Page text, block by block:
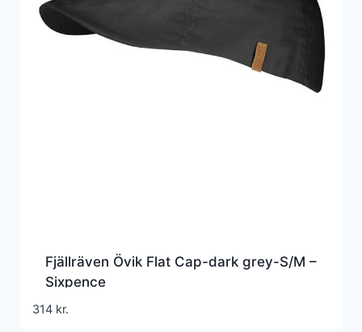
Fjällräven Övik Flat Cap-dark grey-S/M –
Sixpence
314 kr.